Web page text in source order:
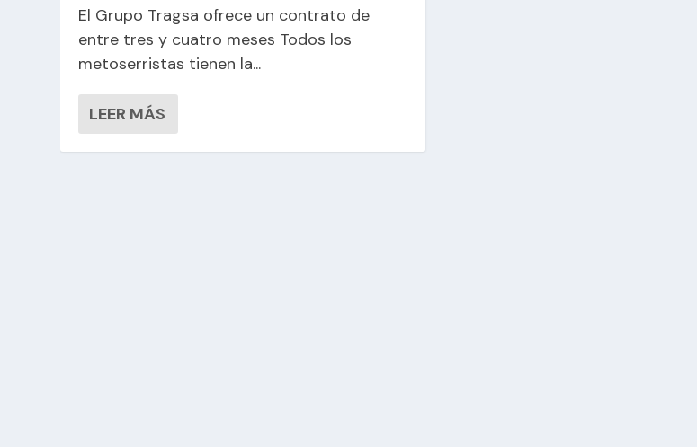
El Grupo Tragsa ofrece un contrato de
entre tres y cuatro meses Todos los
metoserristas tienen la...
LEER MÁS